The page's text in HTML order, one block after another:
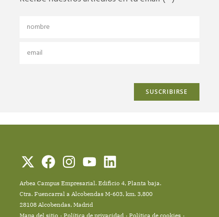
Arbea Campus Empresarial. Edificio 4, Planta baja.
Ctra. Fuencarral a Alcobendas M-603, km. 3,800
28108 Alcobendas, Madrid
Mapa del sitio
Política de privacidad
Política de cookies